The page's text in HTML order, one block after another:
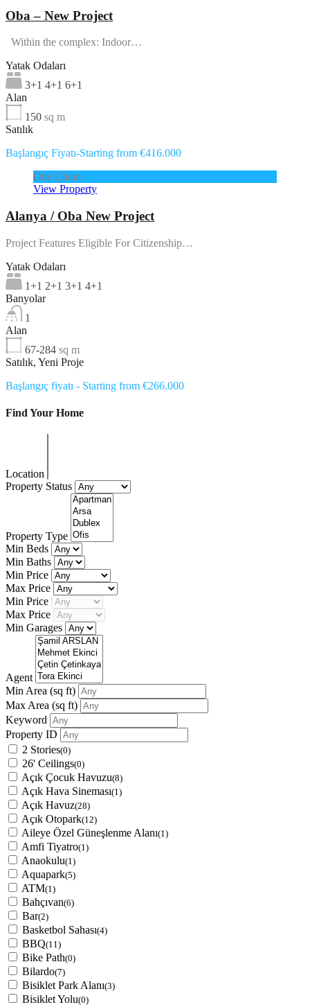
Oba – New Project
Within the complex: Indoor…
Yatak Odaları
3+1 4+1 6+1
Alan
150 sq m
Satılık
Başlangıç Fiyatı-Starting from €416.000
Öne Çıkan
View Property
Alanya / Oba New Project
Project Features Eligible For Citizenship…
Yatak Odaları
1+1 2+1 3+1 4+1
Banyolar
1
Alan
67-284 sq m
Satılık, Yeni Proje
Başlangıç fiyatı - Starting from €266.000
Find Your Home
Location
Property Status
Property Type
Min Beds
Min Baths
Min Price
Max Price
Min Price
Max Price
Min Garages
Agent
Min Area (sq ft)
Max Area (sq ft)
Keyword
Property ID
2 Stories(0)
26' Ceilings(0)
Açık Çocuk Havuzu(8)
Açık Hava Sineması(1)
Açık Havuz(28)
Açık Otopark(12)
Aileye Özel Güneşlenme Alanı(1)
Amfi Tiyatro(1)
Anaokulu(1)
Aquapark(5)
ATM(1)
Bahçıvan(6)
Bar(2)
Basketbol Sahası(4)
BBQ(11)
Bike Path(0)
Bilardo(7)
Bisiklet Park Alanı(3)
Bisiklet Yolu(0)